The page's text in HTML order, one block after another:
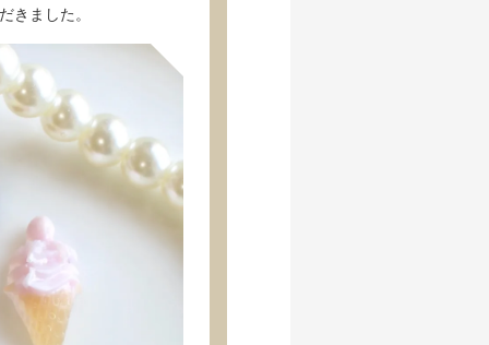
きました。